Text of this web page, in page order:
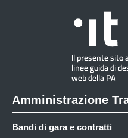
Amministrazione
Bandi di gara e contratti